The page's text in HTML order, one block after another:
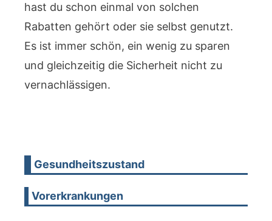
hast du schon einmal von solchen
Rabatten gehört oder sie selbst genutzt.
Es ist immer schön, ein wenig zu sparen
und gleichzeitig die Sicherheit nicht zu
vernachlässigen.
Gesundheitszustand
Vorerkrankungen